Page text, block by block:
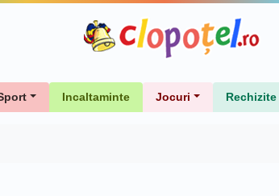
Incaltaminte Jocuri Rechizite